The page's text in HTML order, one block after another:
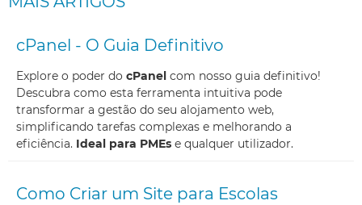
cPanel - O Guia Definitivo
Explore o poder do cPanel com nosso guia definitivo!
Descubra como esta ferramenta intuitiva pode
transformar a gestão do seu alojamento web,
simplificando tarefas complexas e melhorando a
eficiência. Ideal para PMEs e qualquer utilizador.
Como Criar um Site para Escolas